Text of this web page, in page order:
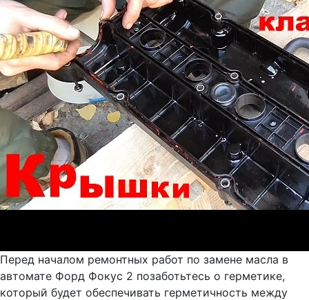
Перед началом ремонтных работ по замене масла в
автомате Форд Фокус 2 позаботьтесь о герметике,
который будет обеспечивать герметичность между